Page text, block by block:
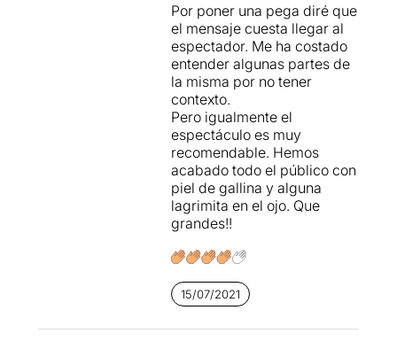
Por poner una pega diré que
el mensaje cuesta llegar al
espectador. Me ha costado
entender algunas partes de
la misma por no tener
contexto.
Pero igualmente el
espectáculo es muy
recomendable. Hemos
acabado todo el público con
piel de gallina y alguna
lagrimita en el ojo. Que
grandes!!
15/07/2021